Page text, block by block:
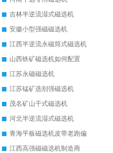
吉林半逆流湿式磁选机
安徽小型强磁磁选机
江西半逆流永磁筒式磁选机
山西铁矿磁选机如何配置
江苏永磁磁选机
江苏锰矿选别强磁选机
茂名矿山干式磁选机
河北半逆流湿式磁选机
青海平板磁选机皮带老跑偏
江西高强磁磁选机制造商